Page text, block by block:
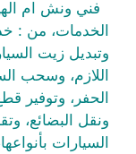
فني ونش ام
الخدمات، من :
وتبديل زيت
اللازم، وسحب
الحفر، وتوفير
ونقل البضائع،
السيارات